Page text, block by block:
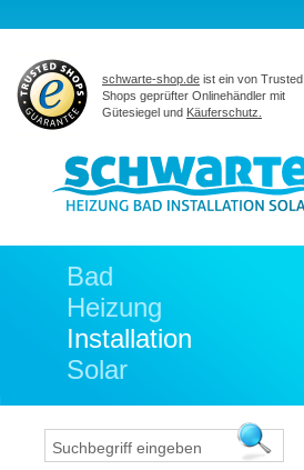
Bad
Heizung
Installation
Solar
schwarte-shop.de ist ein von Trusted
Shops geprüfter Onlinehändler mit
Gütesiegel und Käuferschutz.